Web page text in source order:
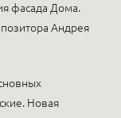
фасада Дома.
Андрея
Новая